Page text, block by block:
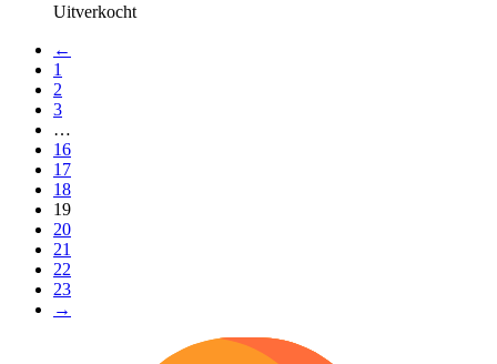
Uitverkocht
←
1
2
3
…
16
17
18
19
20
21
22
23
→